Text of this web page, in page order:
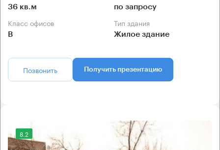
36 кв.м по запросу
Класс офисов
B
Тип здания
Жилое здание
Позвонить Получить презентацию
8.2